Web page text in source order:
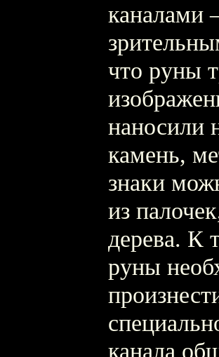
каналами
что руны
наносили
камень,
знаки
из
дерева. К
руны
канала